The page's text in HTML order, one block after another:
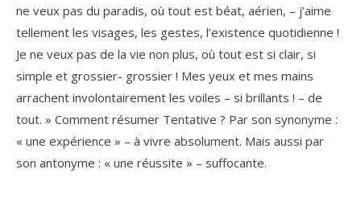
ne veux pas du paradis, où tout est béat, aérien, – j’aime
tellement les visages, les gestes, l’existence quotidienne !
Je ne veux pas de la vie non plus, où tout est si clair, si
simple et grossier- grossier ! Mes yeux et mes mains
arrachent involontairement les voiles – si brillants ! – de
tout. » Comment résumer Tentative ? Par son synonyme :
« une expérience » – à vivre absolument. Mais aussi par
son antonyme : « une réussite » – suffocante.